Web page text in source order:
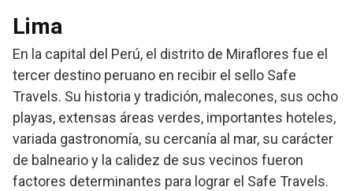
Lima
En la capital del Perú, el distrito de Miraflores fue el
tercer destino peruano en recibir el sello Safe
Travels. Su historia y tradición, malecones, sus ocho
playas, extensas áreas verdes, importantes hoteles,
variada gastronomía, su cercanía al mar, su carácter
de balneario y la calidez de sus vecinos fueron
factores determinantes para lograr el Safe Travels.